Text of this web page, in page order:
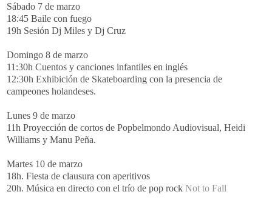
Sábado 7 de marzo
18:45 Baile con fuego
19h Sesión Dj Miles y Dj Cruz
Domingo 8 de marzo
11:30h Cuentos y canciones infantiles en inglés
12:30h Exhibición de Skateboarding con la presencia de
campeones holandeses.
Lunes 9 de marzo
11h Proyección de cortos de Popbelmondo Audiovisual, Heidi
Williams y Manu Peña.
Martes 10 de marzo
18h. Fiesta de clausura con aperitivos
20h. Música en directo con el trío de pop rock Not to Fall